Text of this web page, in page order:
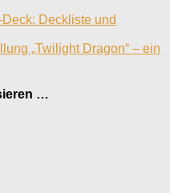
Deckliste und
„Twilight Dragon“ – ein
…